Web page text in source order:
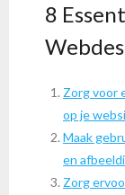
8
Zorg voor
op je
Maak
en
Zorg